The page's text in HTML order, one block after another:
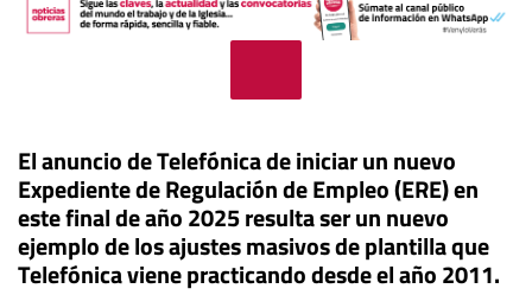
El anuncio de Telefónica de iniciar un nuevo
Expediente de Regulación de Empleo (ERE) en
este final de año 2025 resulta ser un nuevo
ejemplo de los ajustes masivos de plantilla que
Telefónica viene practicando desde el año 2011.